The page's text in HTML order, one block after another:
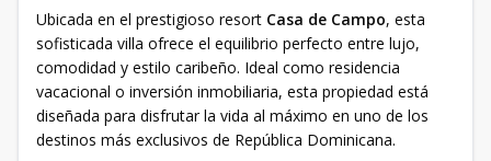
Ubicada en el prestigioso resort Casa de Campo, esta
sofisticada villa ofrece el equilibrio perfecto entre lujo,
comodidad y estilo caribeño. Ideal como residencia
vacacional o inversión inmobiliaria, esta propiedad está
diseñada para disfrutar la vida al máximo en uno de los
destinos más exclusivos de República Dominicana.